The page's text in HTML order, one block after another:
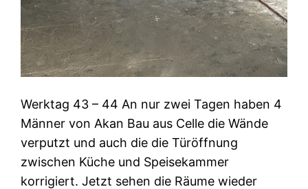
Werktag 43 – 44 An nur zwei Tagen haben 4
Männer von Akan Bau aus Celle die Wände
verputzt und auch die die Türöffnung
zwischen Küche und Speisekammer
korrigiert. Jetzt sehen die Räume wieder